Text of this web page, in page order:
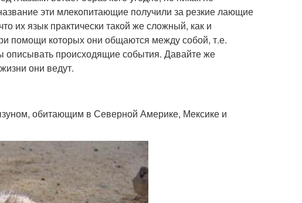
эти млекопитающие получили за резкие лающие
их язык практически такой же сложный, как и
помощи которых они общаются между собой, т.е.
происходящие события. Давайте же
они ведут.
обитающим в Северной Америке, Мексике и